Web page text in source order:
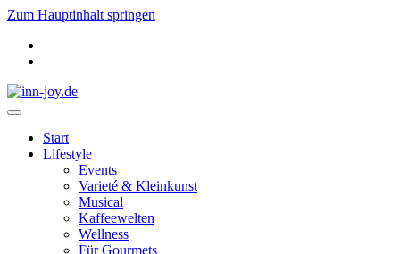
Zum Hauptinhalt springen
Start
Lifestyle
Events
Varieté & Kleinkunst
Musical
Kaffeewelten
Wellness
Für Gourmets